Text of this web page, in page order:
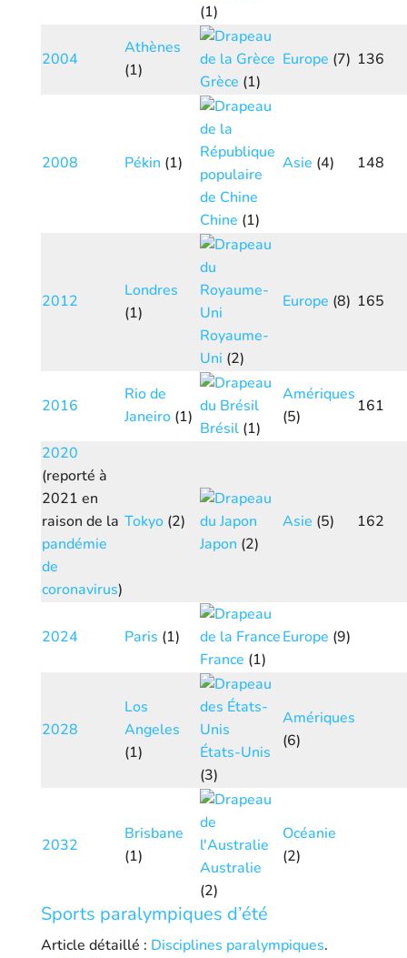
(1)
2004
Athènes
(1)
Grèce (1)
Europe (7) 136
2008 Pékin (1)
Chine (1)
Asie (4) 148
2012
Londres
(1)
Royaume-
Uni (2)
Europe (8) 165
2016
Rio de
Janeiro(1)
Brésil(1)
Amériques
(5)
161
2020
(reporté à
2021 en
raison de la
pandémie
de
coronavirus)
Tokyo(2)
Japon (2)
Asie (5) 162
2024 Paris (1)
France (1)
Europe (9)
2028
Los
Angeles
(1)
États-Unis
(3)
Amériques
(6)
2032
Brisbane
(1)
Australie
(2)
Océanie
(2)
Sports paralympiques d’été
Article détaillé : Disciplines paralympiques.